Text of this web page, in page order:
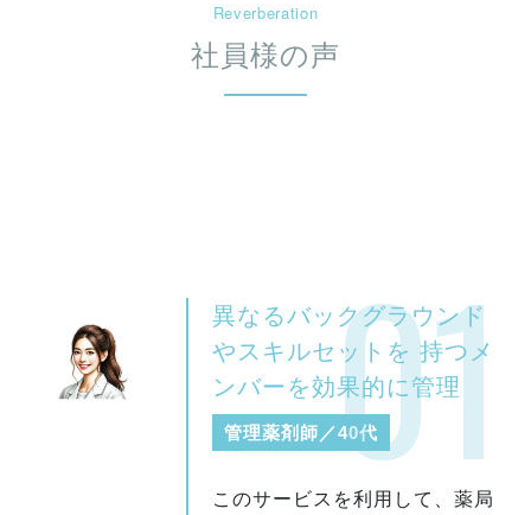
Reverberation
社員様の声
01
異なるバックグラウンド
やスキルセットを 持つメ
ンバーを効果的に管理
管理薬剤師／40代
このサービスを利用して、薬局